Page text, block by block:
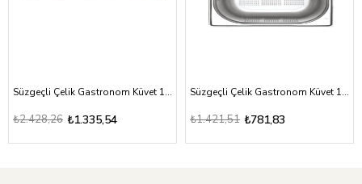
Süzgeçli Çelik Gastronom Küvet 1/1-40
₺1.335,54
₺2.428,26
Süzgeçli Çelik Gastronom Küvet 1/2-20
₺781,83
₺1.421,51